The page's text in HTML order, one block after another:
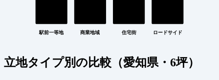
駅前一等地 商業地域 住宅街 ロードサイド
立地タイプ別の比較（愛知県・6坪）